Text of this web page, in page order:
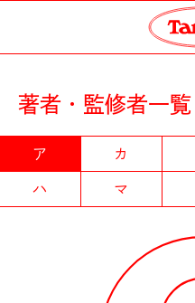
著者・監修者一覧
ア カ
ハ
マ